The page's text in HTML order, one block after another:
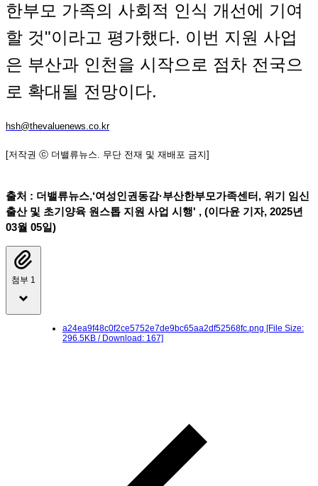
한부모 가족의 사회적 인식 개선에 기여
할 것"이라고 평가했다. 이번 지원 사업
은 부산과 인천을 시작으로 점차 전국으
로 확대될 전망이다.
hsh@thevaluenews.co.kr
[저작권 ⓒ 더밸류뉴스. 무단 전재 및 재배포 금지]
출처 : 더밸류뉴스,‘여성인권동감·부산한부모가족센터, 위기 임신
출산 및 초기양육 원스톱 지원 사업 시행' , (이다윤 기자, 2025년
03월 05일)
첨부 1
a24ea9f48c0f2ce5752e7de9bc65aa2df52568fc.png [File Size:
296.5KB / Download: 167]